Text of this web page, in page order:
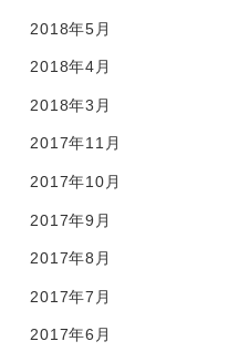
2018年5月
2018年4月
2018年3月
2017年11月
2017年10月
2017年9月
2017年8月
2017年7月
2017年6月